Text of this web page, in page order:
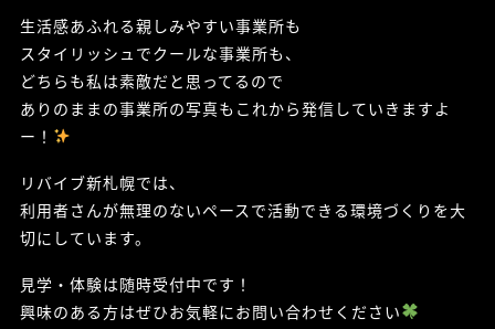
生活感あふれる親しみやすい事業所も
スタイリッシュでクールな事業所も、
どちらも私は素敵だと思ってるので
ありのままの事業所の写真もこれから発信していきますよ
ー！
リバイブ新札幌では、
利用者さんが無理のないペースで活動できる環境づくりを大
切にしています。
見学・体験は随時受付中です！
興味のある方はぜひお気軽にお問い合わせください